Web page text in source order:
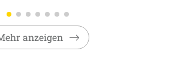
anzeigen